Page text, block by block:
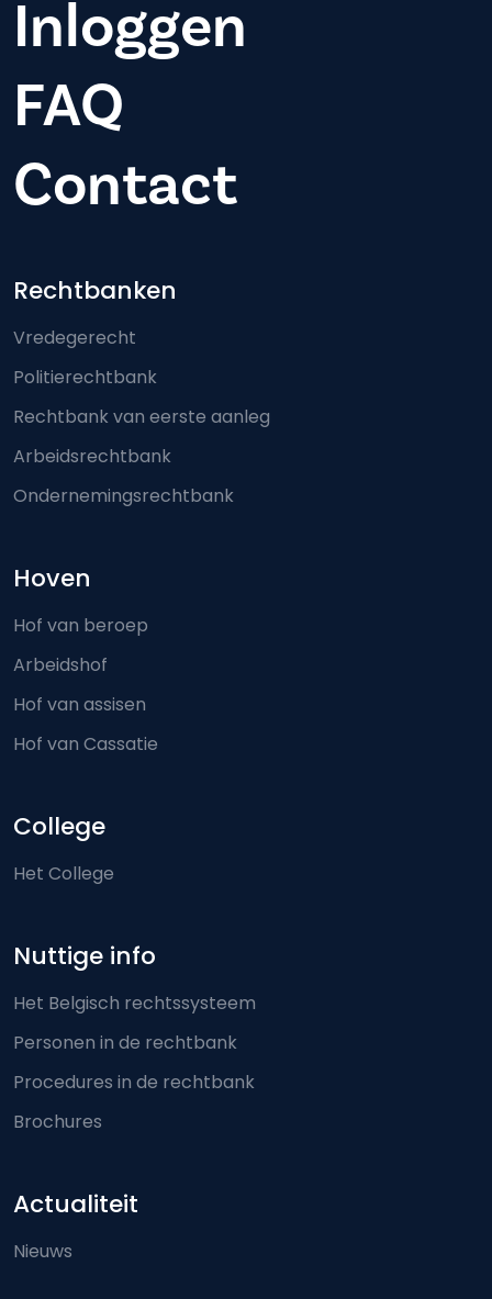
Inloggen
FAQ
Contact
Footer-menu
Rechtbanken
Vredegerecht
Politierechtbank
Rechtbank van eerste aanleg
Arbeidsrechtbank
Ondernemingsrechtbank
Hoven
Hof van beroep
Arbeidshof
Hof van assisen
Hof van Cassatie
College
Het College
Nuttige info
Het Belgisch rechtssysteem
Personen in de rechtbank
Procedures in de rechtbank
Brochures
Actualiteit
Nieuws